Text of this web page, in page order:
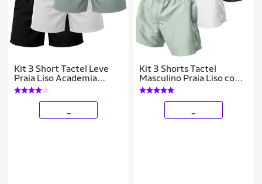
Kit 3 Short Tactel Leve
Praia Liso Academia
Bermuda Masculina
Kit 3 Shorts Tactel
Masculino Praia Liso com
Bolsos Secagem Rápida e
Ajuste